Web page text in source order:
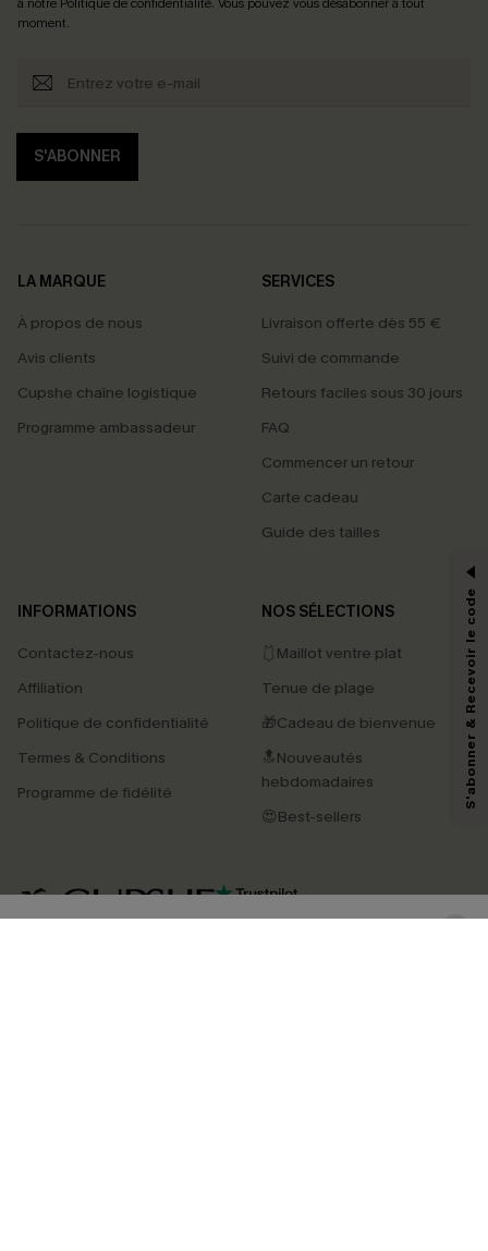
moment.
S'ABONNER
LA MARQUE
À propos de nous
Avis clients
Cupshe chaîne logistique
Programme ambassadeur
SERVICES
Livraison offerte dès 55 €
Suivi de commande
Retours faciles sous 30 jours
FAQ
Commencer un retour
Carte cadeau
Guide des tailles
INFORMATIONS
Contactez-nous
Affiliation
Politique de confidentialité
Termes & Conditions
Programme de fidélité
NOS SÉLECTIONS
🩱Maillot ventre plat
Tenue de plage
🎁Cadeau de bienvenue
🔝Nouveautés
hebdomadaires
😍Best-sellers
4.4
PROFITEZ DE -15%
marketing (y compris du contenu généré par l'IA) de Cupshe et
pouvons utiliser les données collectées sur notre site ainsi que des
savoir si ceux-ci ont été ouverts, de mesurer votre engagement, de
personnaliser nos contenus et nos offres, et de vous recommander des
produits susceptibles de vous intéresser, conformément à notre
Politique de
. Vous pouvez vous désabonner à tout moment.
S'abonner & Recevoir le code